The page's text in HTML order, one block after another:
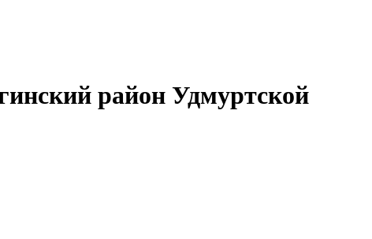
район Удмуртской